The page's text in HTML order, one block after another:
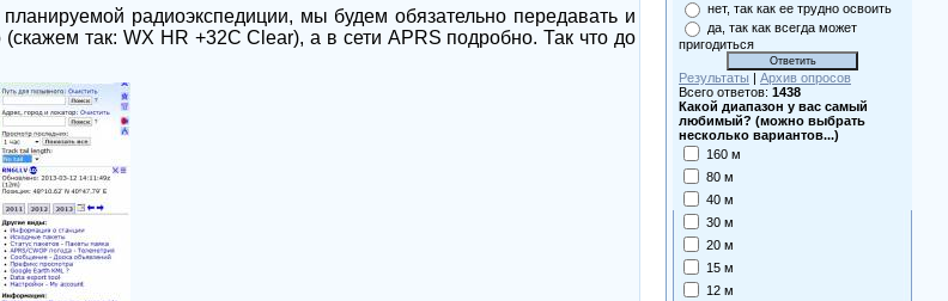
радиоэкспедиции, мы будем обязательно передавать и
так: WX HR +32C Clear), а в сети APRS подробно. Так что до
нет, так как ее трудно освоить
да, так как всегда может
пригодиться
Результаты | Архив опросов
Всего ответов: 1438
Какой диапазон у вас самый
любимый? (можно выбрать
несколько вариантов...)
160 м
80 м
40 м
30 м
20 м
15 м
12 м